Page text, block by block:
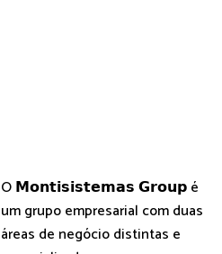
O 𝗠𝗼𝗻𝘁𝗶𝘀𝗶𝘀𝘁𝗲𝗺𝗮𝘀 𝗚𝗿𝗼𝘂𝗽 é
um grupo empresarial com duas
áreas de negócio distintas e